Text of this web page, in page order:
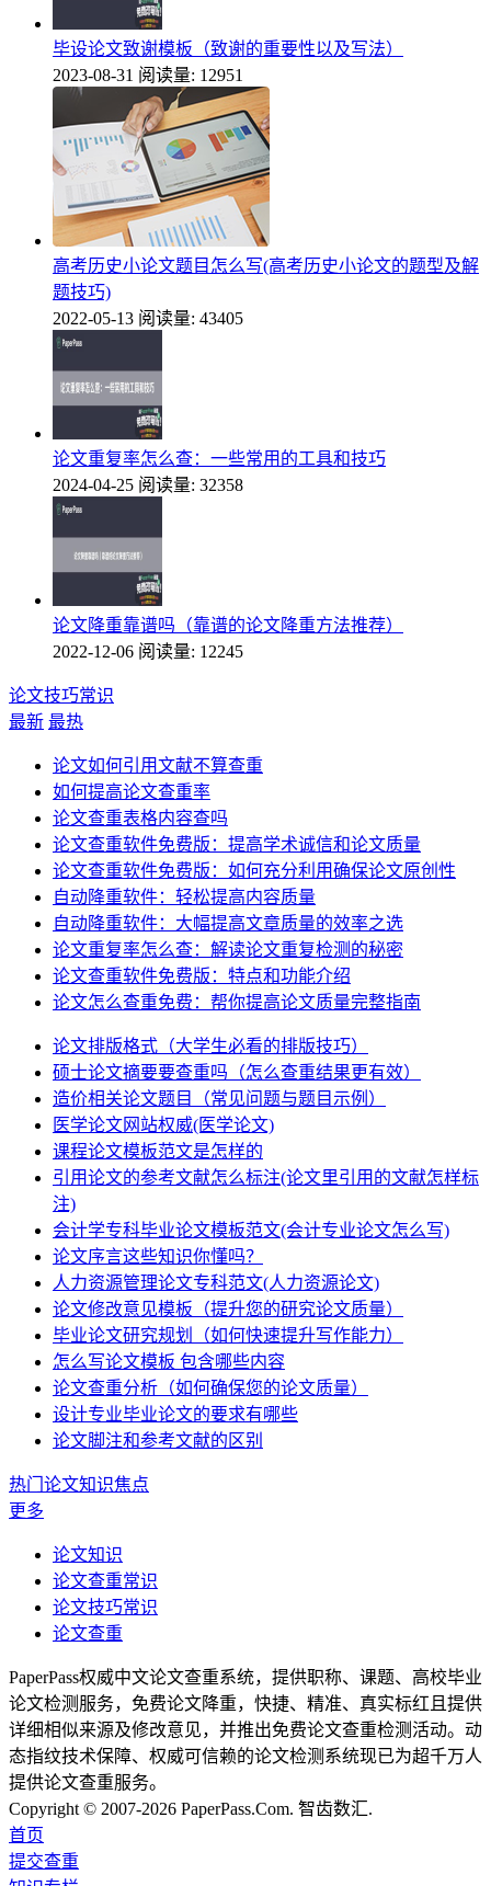
毕设论文致谢模板（致谢的重要性以及写法）
2023-08-31 阅读量: 12951
高考历史小论文题目怎么写(高考历史小论文的题型及解
题技巧)
2022-05-13 阅读量: 43405
论文重复率怎么查：一些常用的工具和技巧
2024-04-25 阅读量: 32358
论文降重靠谱吗（靠谱的论文降重方法推荐）
2022-12-06 阅读量: 12245
论文技巧常识
最新 最热
论文如何引用文献不算查重
如何提高论文查重率
论文查重表格内容查吗
论文查重软件免费版：提高学术诚信和论文质量
论文查重软件免费版：如何充分利用确保论文原创性
自动降重软件：轻松提高内容质量
自动降重软件：大幅提高文章质量的效率之选
论文重复率怎么查：解读论文重复检测的秘密
论文查重软件免费版：特点和功能介绍
论文怎么查重免费：帮你提高论文质量完整指南
论文排版格式（大学生必看的排版技巧）
硕士论文摘要要查重吗（怎么查重结果更有效）
造价相关论文题目（常见问题与题目示例）
医学论文网站权威(医学论文)
课程论文模板范文是怎样的
引用论文的参考文献怎么标注(论文里引用的文献怎样标
注)
会计学专科毕业论文模板范文(会计专业论文怎么写)
论文序言这些知识你懂吗？
人力资源管理论文专科范文(人力资源论文)
论文修改意见模板（提升您的研究论文质量）
毕业论文研究规划（如何快速提升写作能力）
怎么写论文模板 包含哪些内容
论文查重分析（如何确保您的论文质量）
设计专业毕业论文的要求有哪些
论文脚注和参考文献的区别
热门论文知识焦点
更多
论文知识
论文查重常识
论文技巧常识
论文查重
PaperPass权威中文论文查重系统，提供职称、课题、高校毕业
论文检测服务，免费论文降重，快捷、精准、真实标红且提供
详细相似来源及修改意见，并推出免费论文查重检测活动。动
态指纹技术保障、权威可信赖的论文检测系统现已为超千万人
提供论文查重服务。
Copyright © 2007-2026 PaperPass.Com. 智齿数汇.
首页
提交查重